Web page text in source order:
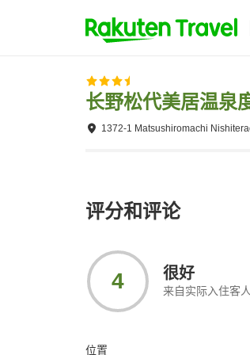
长野松代美居温泉
1372-1 Matsushiromachi
评分和评论
4 很好
来自实际入住客
位置